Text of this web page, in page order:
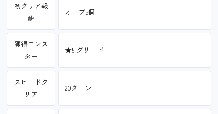
初クリア報
酬
オーブ5個
獲得モンス
ター
★5 グリード
スピードク
リア
20ターン